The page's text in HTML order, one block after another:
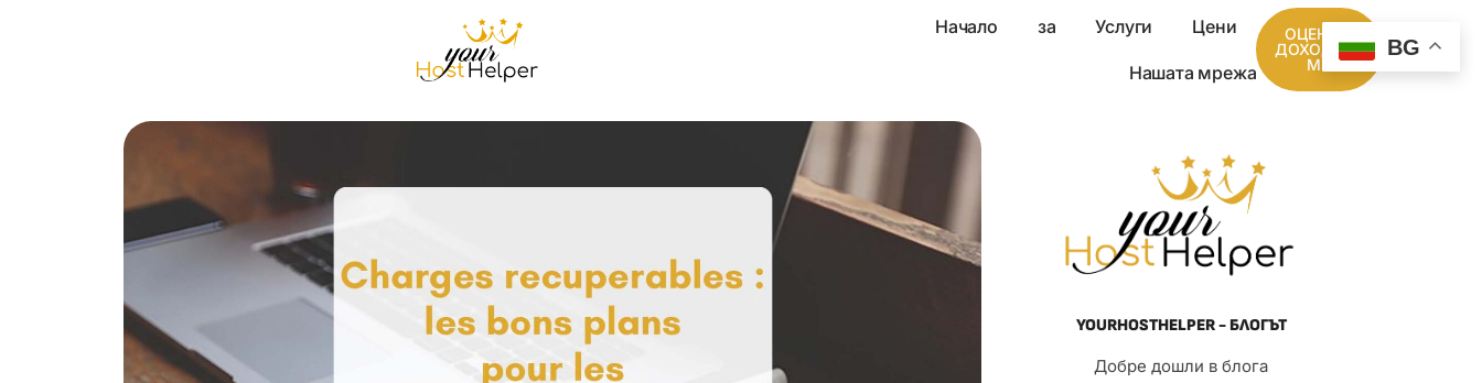
Начало за Услуги Цени
Нашата мрежа
ОЦЕНЕТЕ
ДОХОДИТЕ
МИ
YOURHOSTHELPER - БЛОГЪТ
Добре дошли в блога
BG